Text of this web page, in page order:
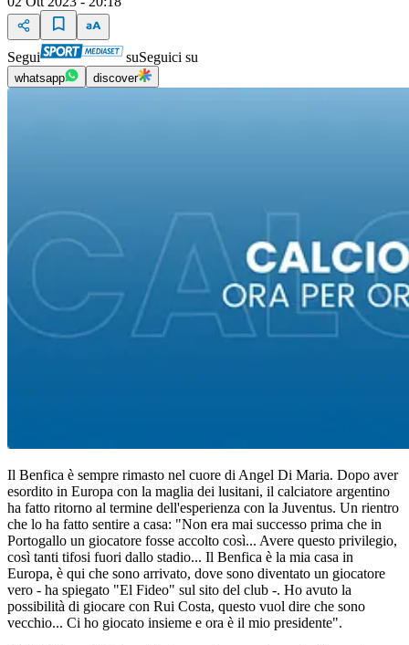
Segui suSeguici su
whatsapp discover
Il Benfica è sempre rimasto nel cuore di Angel Di Maria. Dopo aver
esordito in Europa con la maglia dei lusitani, il calciatore argentino
ha fatto ritorno al termine dell'esperienza con la Juventus. Un rientro
che lo ha fatto sentire a casa: "Non era mai successo prima che in
Portogallo un giocatore fosse accolto così... Avere questo privilegio,
così tanti tifosi fuori dallo stadio... Il Benfica è la mia casa in
Europa, è qui che sono arrivato, dove sono diventato un giocatore
vero - ha spiegato "El Fideo" sul sito del club -. Ho avuto la
possibilità di giocare con Rui Costa, questo vuol dire che sono
vecchio... Ci ho giocato insieme e ora è il mio presidente".